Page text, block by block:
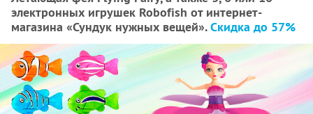
электронных игрушек Robofish от интернет-
магазина «Сундук нужных вещей».Скидка до 57%